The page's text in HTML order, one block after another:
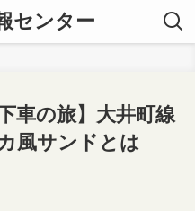
センター
車の旅】大井町線
風サンドとは